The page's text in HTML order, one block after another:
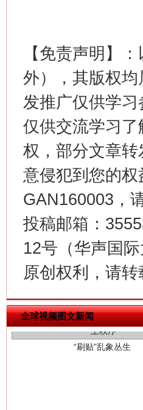
【免责声明】
外），其版权
发推广仅供学
仅供交流学习
权，部分文章
意侵犯到您的
GAN160003，
投稿邮箱：
12号（华声国
原创权利，请
全球视频图文新闻
习近平的博鳌关键词
“刷贴”乱象丛生